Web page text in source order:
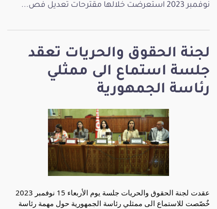
لجنة الحقوق والحريات تعقد
جلسة استماع الى ممثلي
رئاسة الجمهورية
عقدت لجنة الحقوق والحريات جلسة يوم الأربعاء 15 نوفمبر 2023
خٌصّصت للاستماع الى ممثلي رئاسة الجمهورية حول مهمة رئاسة
نوفمبر 2023 استعرضت خلالها مقترحات تعديل فص...